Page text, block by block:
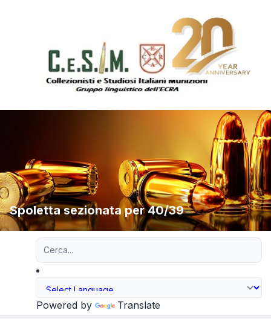
Spoletta sezionata per 40/39
Powered by Translate